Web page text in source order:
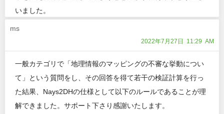
いました。
ms
2022年7月27日 11:29 AM
一般カテゴリで「地理情報のマッピングの不審な挙動につい
て」という質問をし、その回答を得て若干の検証計算を行っ
た結果、Nays2DHの仕様として以下のルールであることが理
解できました。サポート下さり感謝いたします。